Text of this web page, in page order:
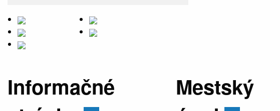
Informačné
Mestský